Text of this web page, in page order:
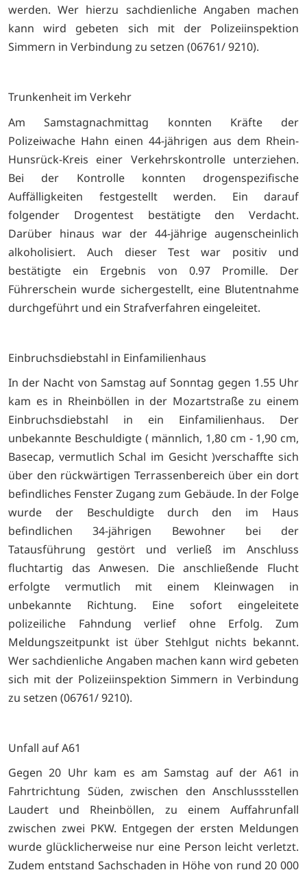
werden. Wer hierzu sachdienliche Angaben machen
kann wird gebeten sich mit der Polizeiinspektion
Simmern in Verbindung zu setzen (06761/ 9210).
Trunkenheit im Verkehr
Am Samstagnachmittag konnten Kräfte der
Polizeiwache Hahn einen 44-jährigen aus dem Rhein-
Hunsrück-Kreis einer Verkehrskontrolle unterziehen.
Bei der Kontrolle konnten drogenspezifische
Auffälligkeiten festgestellt werden. Ein darauf
folgender Drogentest bestätigte den Verdacht.
Darüber hinaus war der 44-jährige augenscheinlich
alkoholisiert. Auch dieser Test war positiv und
bestätigte ein Ergebnis von 0.97 Promille. Der
Führerschein wurde sichergestellt, eine Blutentnahme
durchgeführt und ein Strafverfahren eingeleitet.
Einbruchsdiebstahl in Einfamilienhaus
In der Nacht von Samstag auf Sonntag gegen 1.55 Uhr
kam es in Rheinböllen in der Mozartstraße zu einem
Einbruchsdiebstahl in ein Einfamilienhaus. Der
unbekannte Beschuldigte ( männlich, 1,80 cm - 1,90 cm,
Basecap, vermutlich Schal im Gesicht )verschaffte sich
über den rückwärtigen Terrassenbereich über ein dort
befindliches Fenster Zugang zum Gebäude. In der Folge
wurde der Beschuldigte durch den im Haus
befindlichen 34-jährigen Bewohner bei der
Tatausführung gestört und verließ im Anschluss
fluchtartig das Anwesen. Die anschließende Flucht
erfolgte vermutlich mit einem Kleinwagen in
unbekannte Richtung. Eine sofort eingeleitete
polizeiliche Fahndung verlief ohne Erfolg. Zum
Meldungszeitpunkt ist über Stehlgut nichts bekannt.
Wer sachdienliche Angaben machen kann wird gebeten
sich mit der Polizeiinspektion Simmern in Verbindung
zu setzen (06761/ 9210).
Unfall auf A61
Gegen 20 Uhr kam es am Samstag auf der A61 in
Fahrtrichtung Süden, zwischen den Anschlussstellen
Laudert und Rheinböllen, zu einem Auffahrunfall
zwischen zwei PKW. Entgegen der ersten Meldungen
wurde glücklicherweise nur eine Person leicht verletzt.
Zudem entstand Sachschaden in Höhe von rund 20 000